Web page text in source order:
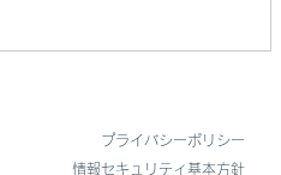
​プライバシーポリシー
​情報セキュリティ基本方針